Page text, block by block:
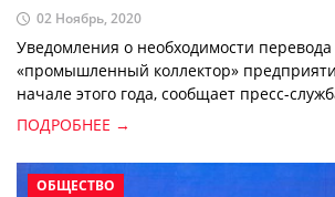
02 Ноябрь, 2020
Уведомления о необходимости перевода
«промышленный коллектор»
начале этого года, сообщает пресс-
ПОДРОБНЕЕ →
ОБЩЕСТВО